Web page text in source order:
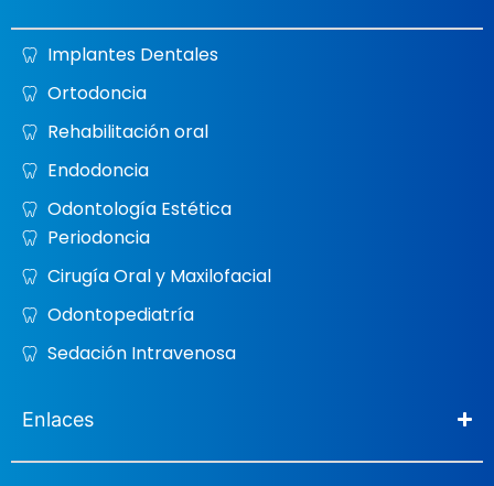
Implantes Dentales
Ortodoncia
Rehabilitación oral
Endodoncia
Odontología Estética
Periodoncia
Cirugía Oral y Maxilofacial
Odontopediatría
Sedación Intravenosa
Enlaces